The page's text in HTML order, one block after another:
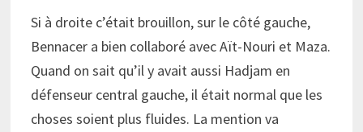
Si à droite c’était brouillon, sur le côté gauche,
Bennacer a bien collaboré avec Aït-Nouri et Maza.
Quand on sait qu’il y avait aussi Hadjam en
défenseur central gauche, il était normal que les
choses soient plus fluides. La mention va